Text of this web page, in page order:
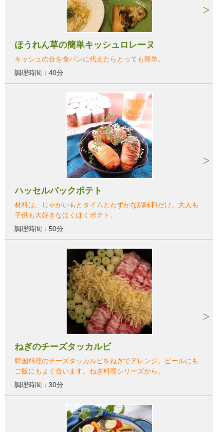
ほうれん草の簡単キッシュロレーヌ
キッシュの台を食パンに代えたらとっても簡単。
調理時間：40分
ハッセルバックポテト
材料は、じゃがいもとタイムとわずかな調味料だけ。大人も
子供も大好きなほくほくポテト。
調理時間：50分
ねぎのチーズタッカルビ
韓国料理のチーズタッカルビをねぎでアレンジ。ビールにも
ご飯にもよく合います。ねぎ料理シリーズから。
調理時間：30分